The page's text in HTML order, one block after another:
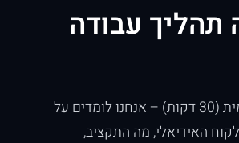
תהליך עבודה
שיחת היכרות חינמית (30 דקות) – אנחנו לומדים על
האידיאלי, מה התקציב,